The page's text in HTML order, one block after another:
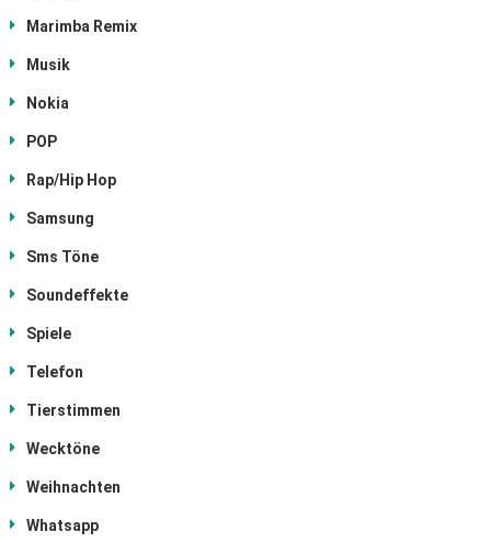
Marimba Remix
Musik
Nokia
POP
Rap/Hip Hop
Samsung
Sms Töne
Soundeffekte
Spiele
Telefon
Tierstimmen
Wecktöne
Weihnachten
Whatsapp